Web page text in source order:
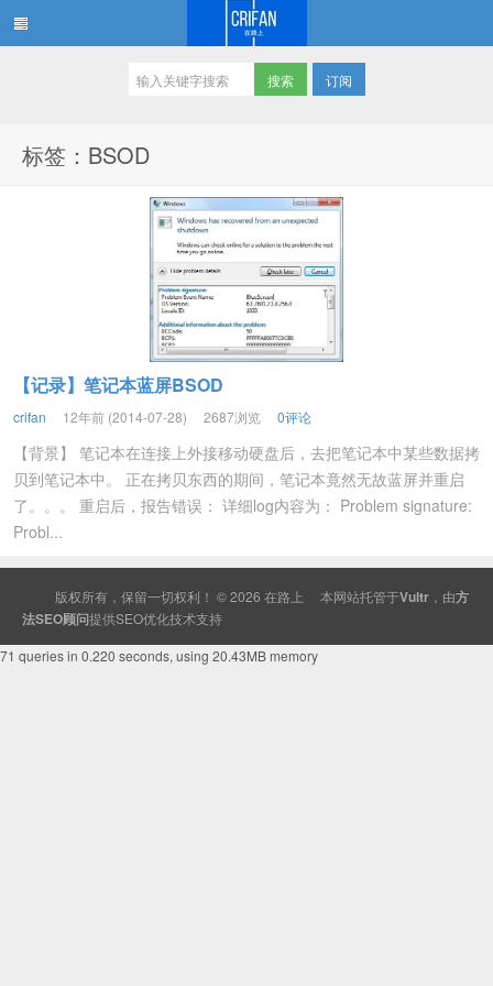
订阅
标签：BSOD
【记录】笔记本蓝屏BSOD
crifan 12年前 (2014-07-28) 2687浏览 0评论
【背景】 笔记本在连接上外接移动硬盘后，去把笔记本中某些数据拷
贝到笔记本中。 正在拷贝东西的期间，笔记本竟然无故蓝屏并重启
了。。。 重启后，报告错误： 详细log内容为： Problem signature:
Probl...
版权所有，保留一切权利！ © 2026 在路上 本网站托管于Vultr ，由方
法SEO顾问提供SEO优化技术支持
71 queries in 0.220 seconds, using 20.43MB memory